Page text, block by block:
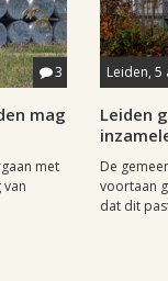
3
mag
met
Leiden, 5
Leiden
De
voortaan
dat dit